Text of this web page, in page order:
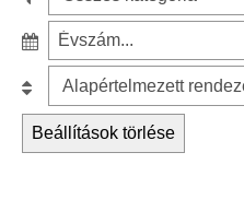
c
f
o
z
é
s
z
é
e
s
Beállítások törlése